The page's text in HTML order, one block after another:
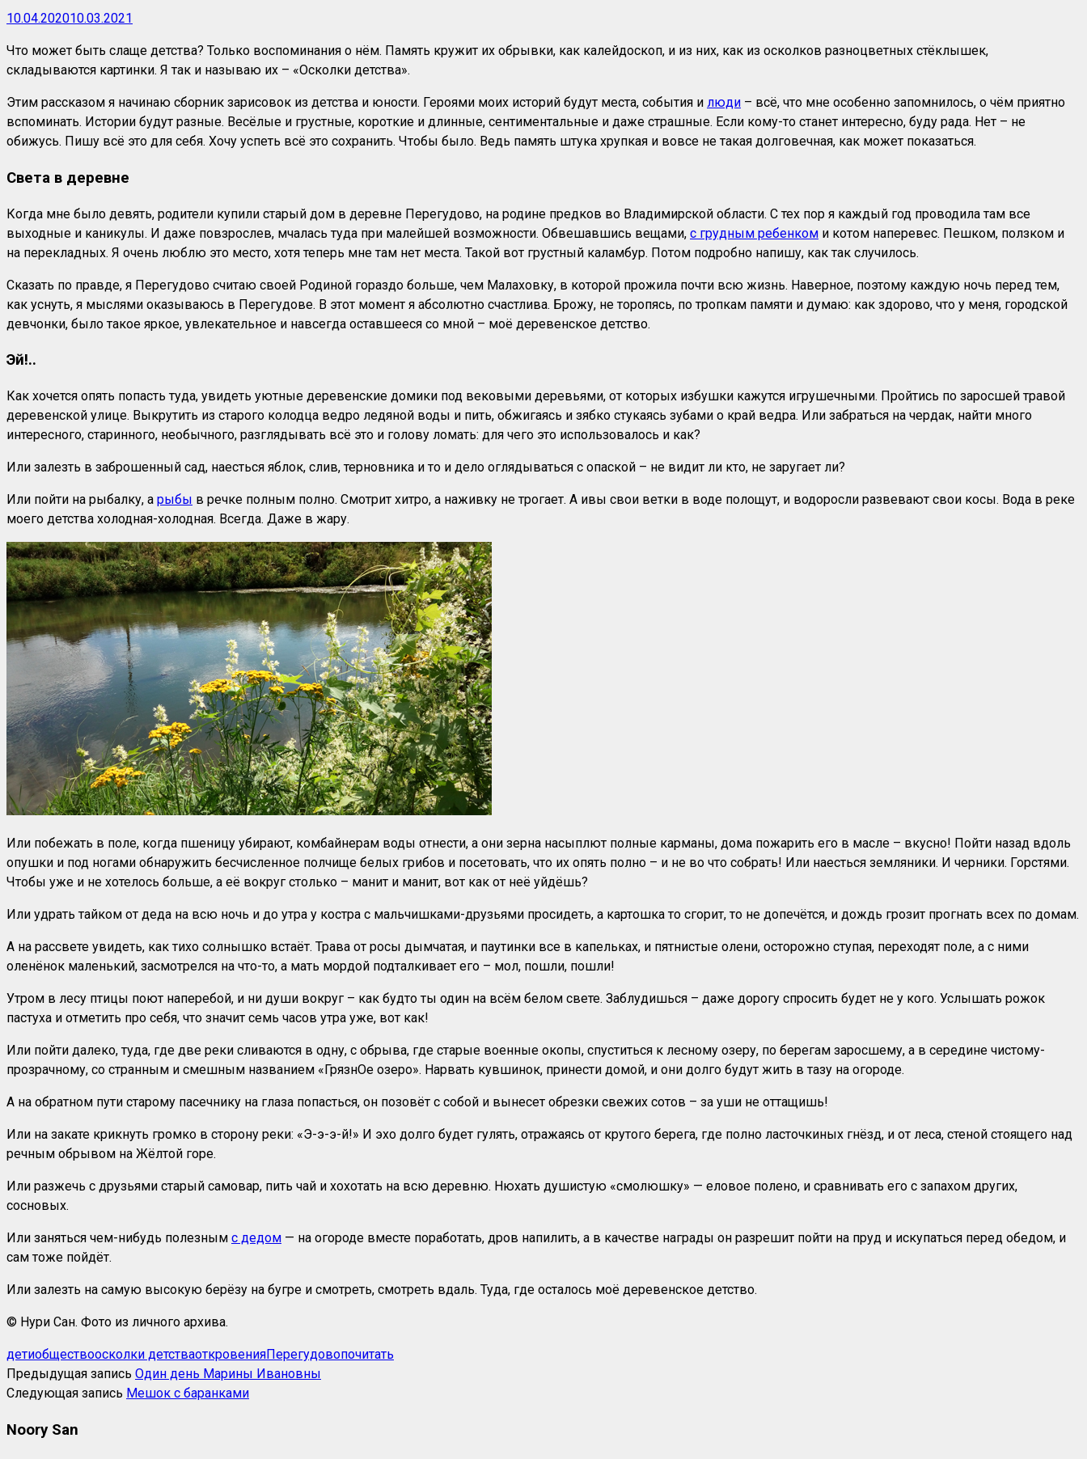
10.04.202010.03.2021
Что может быть слаще детства? Только воспоминания о нём. Память кружит их обрывки, как калейдоскоп, и из них, как из осколков разноцветных стёклышек,
складываются картинки. Я так и называю их – «Осколки детства».
Этим рассказом я начинаю сборник зарисовок из детства и юности. Героями моих историй будут места, события и люди – всё, что мне особенно запомнилось, о чём приятно
вспоминать. Истории будут разные. Весёлые и грустные, короткие и длинные, сентиментальные и даже страшные. Если кому-то станет интересно, буду рада. Нет – не
обижусь. Пишу всё это для себя. Хочу успеть всё это сохранить. Чтобы было. Ведь память штука хрупкая и вовсе не такая долговечная, как может показаться.
Света в деревне
Когда мне было девять, родители купили старый дом в деревне Перегудово, на родине предков во Владимирской области. С тех пор я каждый год проводила там все
выходные и каникулы. И даже повзрослев, мчалась туда при малейшей возможности. Обвешавшись вещами, с грудным ребенком и котом наперевес. Пешком, ползком и
на перекладных. Я очень люблю это место, хотя теперь мне там нет места. Такой вот грустный каламбур. Потом подробно напишу, как так случилось.
Сказать по правде, я Перегудово считаю своей Родиной гораздо больше, чем Малаховку, в которой прожила почти всю жизнь. Наверное, поэтому каждую ночь перед тем,
как уснуть, я мыслями оказываюсь в Перегудове. В этот момент я абсолютно счастлива. Брожу, не торопясь, по тропкам памяти и думаю: как здорово, что у меня, городской
девчонки, было такое яркое, увлекательное и навсегда оставшееся со мной – моё деревенское детство.
Эй!..
Как хочется опять попасть туда, увидеть уютные деревенские домики под вековыми деревьями, от которых избушки кажутся игрушечными. Пройтись по заросшей травой
деревенской улице. Выкрутить из старого колодца ведро ледяной воды и пить, обжигаясь и зябко стукаясь зубами о край ведра. Или забраться на чердак, найти много
интересного, старинного, необычного, разглядывать всё это и голову ломать: для чего это использовалось и как?
Или залезть в заброшенный сад, наесться яблок, слив, терновника и то и дело оглядываться с опаской – не видит ли кто, не заругает ли?
Или пойти на рыбалку, а рыбы в речке полным полно. Смотрит хитро, а наживку не трогает. А ивы свои ветки в воде полощут, и водоросли развевают свои косы. Вода в реке
моего детства холодная-холодная. Всегда. Даже в жару.
Или побежать в поле, когда пшеницу убирают, комбайнерам воды отнести, а они зерна насыплют полные карманы, дома пожарить его в масле – вкусно! Пойти назад вдоль
опушки и под ногами обнаружить бесчисленное полчище белых грибов и посетовать, что их опять полно – и не во что собрать! Или наесться земляники. И черники. Горстями.
Чтобы уже и не хотелось больше, а её вокруг столько – манит и манит, вот как от неё уйдёшь?
Или удрать тайком от деда на всю ночь и до утра у костра с мальчишками-друзьями просидеть, а картошка то сгорит, то не допечётся, и дождь грозит прогнать всех по домам.
А на рассвете увидеть, как тихо солнышко встаёт. Трава от росы дымчатая, и паутинки все в капельках, и пятнистые олени, осторожно ступая, переходят поле, а с ними
оленёнок маленький, засмотрелся на что-то, а мать мордой подталкивает его – мол, пошли, пошли!
Утром в лесу птицы поют наперебой, и ни души вокруг – как будто ты один на всём белом свете. Заблудишься – даже дорогу спросить будет не у кого. Услышать рожок
пастуха и отметить про себя, что значит семь часов утра уже, вот как!
Или пойти далеко, туда, где две реки сливаются в одну, с обрыва, где старые военные окопы, спуститься к лесному озеру, по берегам заросшему, а в середине чистому-
прозрачному, со странным и смешным названием «ГрязнОе озеро». Нарвать кувшинок, принести домой, и они долго будут жить в тазу на огороде.
А на обратном пути старому пасечнику на глаза попасться, он позовёт с собой и вынесет обрезки свежих сотов – за уши не оттащишь!
Или на закате крикнуть громко в сторону реки: «Э-э-э-й!» И эхо долго будет гулять, отражаясь от крутого берега, где полно ласточкиных гнёзд, и от леса, стеной стоящего над
речным обрывом на Жёлтой горе.
Или разжечь с друзьями старый самовар, пить чай и хохотать на всю деревню. Нюхать душистую «смолюшку» — еловое полено, и сравнивать его с запахом других,
сосновых.
Или заняться чем-нибудь полезным с дедом — на огороде вместе поработать, дров напилить, а в качестве награды он разрешит пойти на пруд и искупаться перед обедом, и
сам тоже пойдёт.
Или залезть на самую высокую берёзу на бугре и смотреть, смотреть вдаль. Туда, где осталось моё деревенское детство.
© Нури Сан. Фото из личного архива.
детиобществоосколки детстваоткровенияПерегудовопочитать
Предыдущая запись Один день Марины Ивановны
Следующая запись Мешок с баранками
Noory San